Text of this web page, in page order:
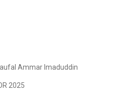
Ammar Imaduddin
2025